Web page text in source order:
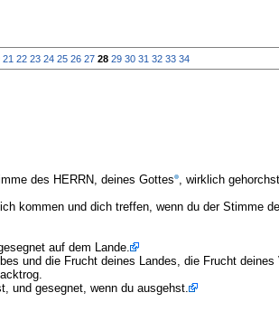
21 22 23 24 25 26 27 28 29 30 31 32 33 34
des HERRN, deines Gottes , wirklich
kommen und dich treffen, wenn du der Stimme
auf dem Lande.
und die Frucht deines Landes, die Frucht
und gesegnet, wenn du ausgehst.